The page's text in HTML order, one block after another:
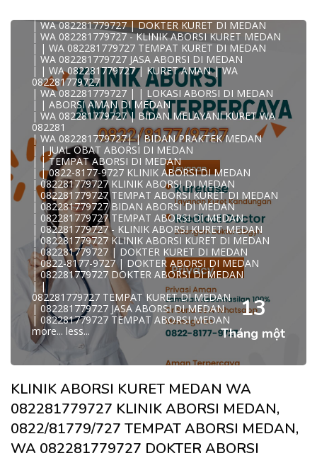
| WA 082281779727 | DOKTER KURET DI MEDAN
| WA 082281779727 - KLINIK ABORSI KURET MEDAN
| | WA 082281779727 TEMPAT KURET DI MEDAN
| WA 082281779727 JASA ABORSI DI MEDAN
| | WA 082281779727 | KURET AMAN | WA
082281779727
| WA 082281779727 | | LOKASI ABORSI DI MEDAN
| | ABORSI AMAN DI MEDAN
| WA 082281779727 | BIDAN MELAYANI KURET WA
082281
| WA 082281779727| | BIDAN PRAKTEK MEDAN
| | JUAL OBAT ABORSI DI MEDAN
| | TEMPAT ABORSI DI MEDAN
| | 0822-8177-9727 KLINIK ABORSI DI MEDAN
| 082281779727 KLINIK ABORSI DI MEDAN
| 082281779727 TEMPAT ABORSI KURET DI MEDAN
| 082281779727 BIDAN ABORSI DI MEDAN
| 082281779727 TEMPAT ABORSI DI MEDAN
| 082281779727 - KLINIK ABORSI KURET MEDAN
| 082281779727 KLINIK ABORSI KURET DI MEDAN
| 082281779727 | DOKTER KURET DI MEDAN
| 0822-8177-9727 | DOKTER ABORSI DI MEDAN
| 082281779727 DOKTER ABORSI DI MEDAN
| |
082281779727 TEMPAT KURET DI MEDAN
| 082281779727 JASA ABORSI DI MEDAN
| 082281779727 TEMPAT ABORSI MEDAN
more... less...
13
Tháng một
KLINIK ABORSI KURET MEDAN WA
082281779727 KLINIK ABORSI MEDAN,
0822/81779/727 TEMPAT ABORSI MEDAN,
WA 082281779727 DOKTER ABORSI
KLINIK ABORSI KURET MEDAN WA 082281779727 KLINIK
A
0822/81779/727 TEMPAT ABORSI MEDAN
WA 082281779727 DOKTER ABORSI MEDAN
WA 082281779727 KLINIK ABORSI MEDAN
WA 082281779727 TEMPAT ABORSI KURET MEDAN
082281779727 BIDAN ABORSI DI MEDAN
082281779727 DOKTER ABORSI DI MEDAN
WA 0822*81779*727 TEMPAT ABORSI MEDAN
WA 082281779727 DOKTER KURET DI MEDAN
WA 082281779727 TEMPAT KURET DI MEDAN
WA 082281779727 JASA ABORSI DI MEDAN
| WA 082-281-779-727 KURET AMAN WA 082281779727
TE
| WA 082-281-779-727 LOKASI ABORSI DI MEDAN
082-281-779-727 ABORSI AMAN DI MEDAN
| WA 082281779727 BIDAN MELAYANI KURET WA
08228177
WA 082281779727 BIDAN PRAKTEK MEDAN
| KLINIK ABORSI MEDAN
WA 082281779727 TEMPAT ABORSI DI MEDAN
| 082281779727 KLINIK ABORSI MEDAN
| WA 0822-8177-9727 DOKTER ABORSI DI MEDAN
| WA 082*2817797*27 BIDAN ABORSI DI MEDAN
| WA 0822*81779*727 KLINIK KURET DI MEDAN
WA 082281779727 KURET AMAN | WA 082281779727
KLINI
| WA 082/281779/727 KLINIK ABORSI KURET DI MEDAN
| WA 082281779727 DOKTER KURET DI MEDAN
WA 082281779727 DOKTER ABORSI DI MEDAN
| WA 08228*1779*727 TEMPAT KURET DI MEDAN
| WA )082281779727) JASA ABORSI DI MEDAN
| WA 0822#8177#9727 TEMPAT ABORSI MEDAN